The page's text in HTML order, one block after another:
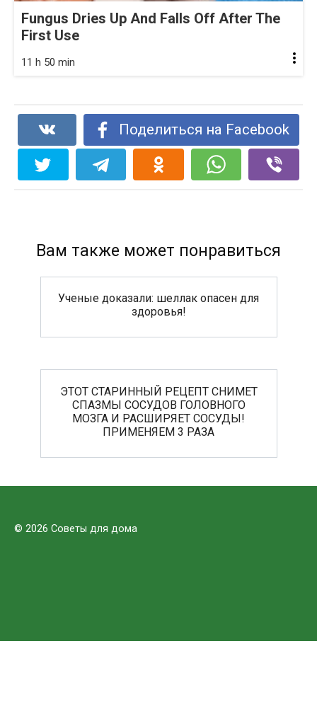
Fungus Dries Up And Falls Off After The
First Use
11 h 50 min
Поделиться на Facebook
Вам также может понравиться
Ученые доказали: шеллак опасен для
здоровья!
ЭТОТ СТАРИННЫЙ РЕЦЕПТ СНИМЕТ
СПАЗМЫ СОСУДОВ ГОЛОВНОГО
МОЗГА И РАСШИРЯЕТ СОСУДЫ!
ПРИМЕНЯЕМ 3 РАЗА
© 2026 Советы для дома